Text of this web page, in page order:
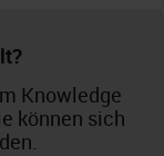
Knowledge
können sich